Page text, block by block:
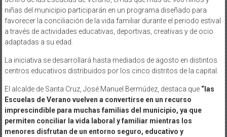
niñas del municipio participarán en un programa diseñado para
favorecer la conciliación de la vida familiar durante el periodo estival
a través de actividades educativas, deportivas, creativas y de ocio
adaptadas a su edad.
La iniciativa se desarrollará hasta mediados de agosto en distintos
centros educativos distribuidos por los cinco distritos de la capital.
El alcalde de Santa Cruz, José Manuel Bermúdez, destaca que “las
Escuelas de Verano vuelven a convertirse en un recurso
imprescindible para muchas familias del municipio, ya que
permiten conciliar la vida laboral y familiar mientras los
menores disfrutan de un entorno seguro, educativo y